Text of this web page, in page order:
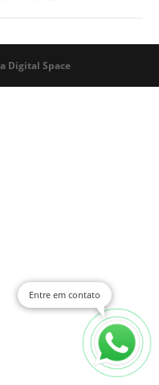
Digital Space
Entre em contato